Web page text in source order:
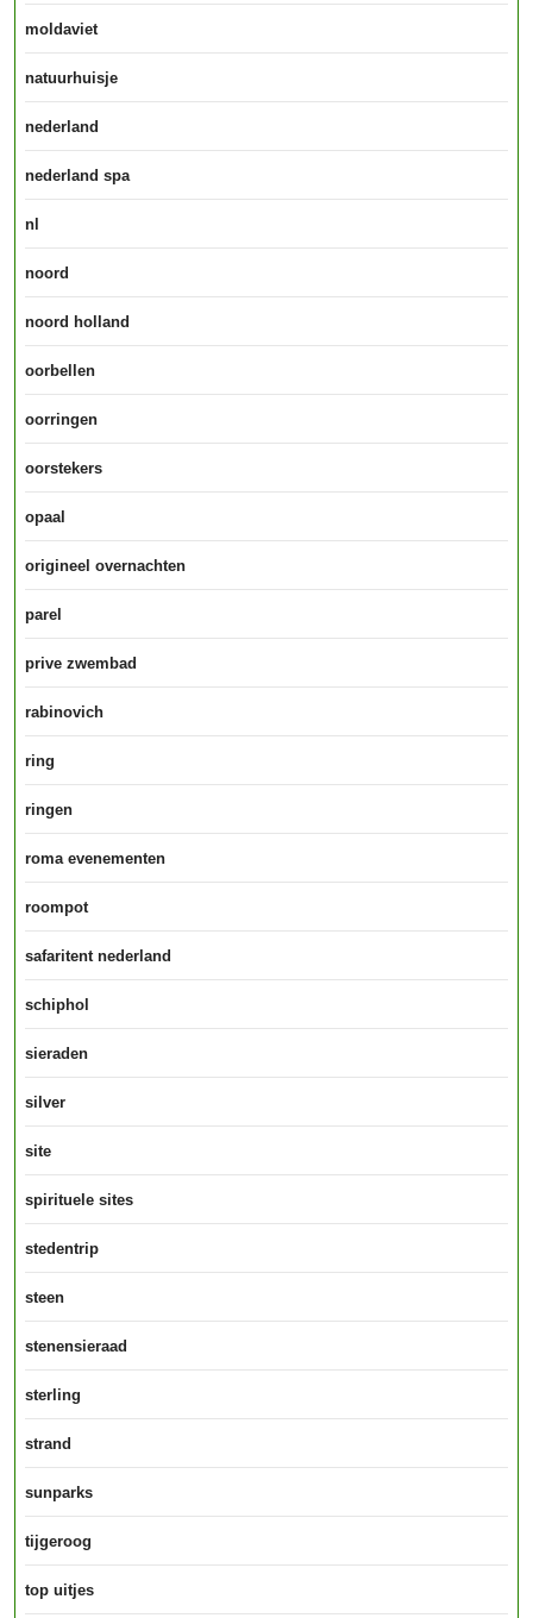
moldaviet
natuurhuisje
nederland
nederland spa
nl
noord
noord holland
oorbellen
oorringen
oorstekers
opaal
origineel overnachten
parel
prive zwembad
rabinovich
ring
ringen
roma evenementen
roompot
safaritent nederland
schiphol
sieraden
silver
site
spirituele sites
stedentrip
steen
stenensieraad
sterling
strand
sunparks
tijgeroog
top uitjes